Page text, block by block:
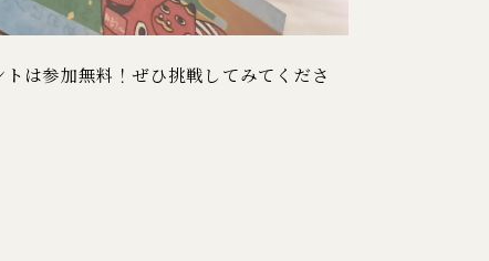
は参加無料！ぜひ挑戦してみてくださ